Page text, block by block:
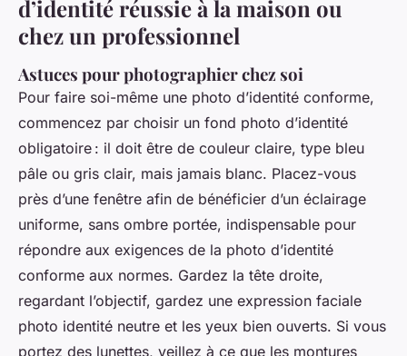
d’identité réussie à la maison ou
chez un professionnel
Astuces pour photographier chez soi
Pour faire soi-même une photo d’identité conforme,
commencez par choisir un fond photo d’identité
obligatoire : il doit être de couleur claire, type bleu
pâle ou gris clair, mais jamais blanc. Placez-vous
près d’une fenêtre afin de bénéficier d’un éclairage
uniforme, sans ombre portée, indispensable pour
répondre aux exigences de la photo d’identité
conforme aux normes. Gardez la tête droite,
regardant l’objectif, gardez une expression faciale
photo identité neutre et les yeux bien ouverts. Si vous
portez des lunettes, veillez à ce que les montures